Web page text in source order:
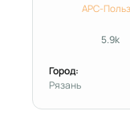
APC-
5.9k
Город:
Рязань